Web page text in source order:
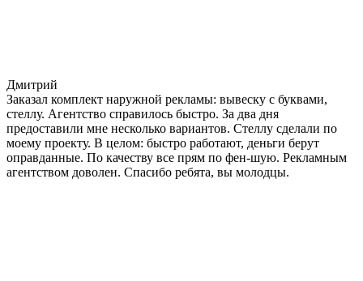
Дмитрий
Заказал комплект наружной рекламы: вывеску с буквами,
стеллу. Агентство справилось быстро. За два дня
предоставили мне несколько вариантов. Стеллу сделали по
моему проекту. В целом: быстро работают, деньги берут
оправданные. По качеству все прям по фен-шую. Рекламным
агентством доволен. Спасибо ребята, вы молодцы.